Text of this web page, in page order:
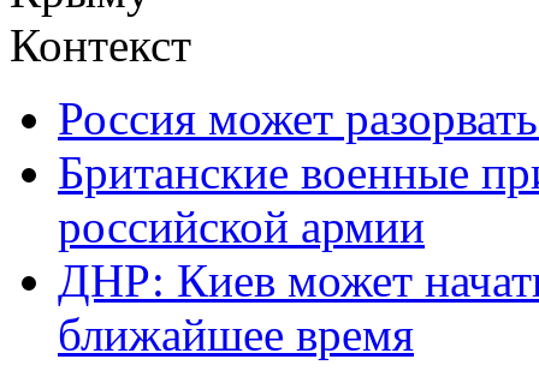
Контекст
Россия может
Британские военные
российской армии
ДНР: Киев может
ближайшее время